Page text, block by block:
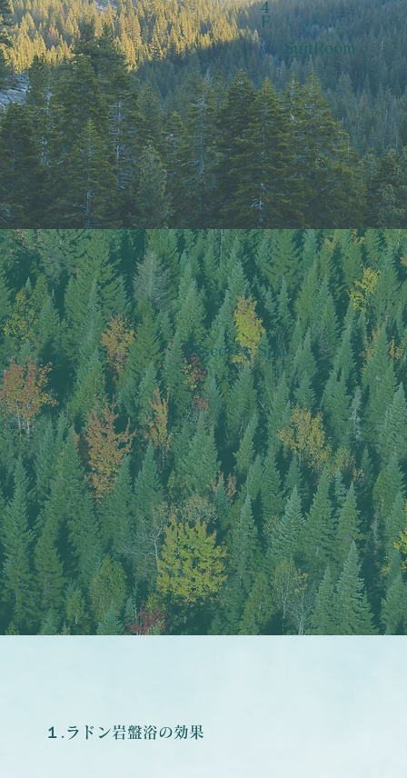
4
F
SuitRoom
4
F
Discover Spa
１.ラドン岩盤浴の効果